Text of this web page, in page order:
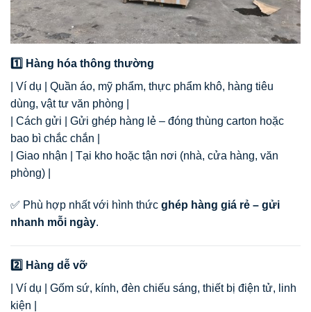
1️⃣ Hàng hóa thông thường
| Ví dụ | Quần áo, mỹ phẩm, thực phẩm khô, hàng tiêu
dùng, vật tư văn phòng |
| Cách gửi | Gửi ghép hàng lẻ – đóng thùng carton hoặc
bao bì chắc chắn |
| Giao nhận | Tại kho hoặc tận nơi (nhà, cửa hàng, văn
phòng) |
✅ Phù hợp nhất với hình thức ghép hàng giá rẻ – gửi
nhanh mỗi ngày.
2️⃣ Hàng dễ vỡ
| Ví dụ | Gốm sứ, kính, đèn chiếu sáng, thiết bị điện tử, linh
kiện |